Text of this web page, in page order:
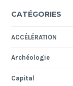
CATÉGORIES
ACCÉLÉRATION
Archéologie
Capital